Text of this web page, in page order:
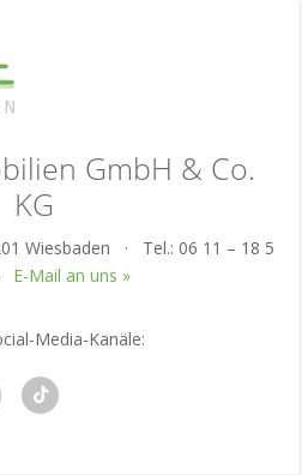
GmbH & Co.
KG
Wiesbaden · Tel.: 06 11 – 18 5
E-Mail an uns »
Media-Kanäle: